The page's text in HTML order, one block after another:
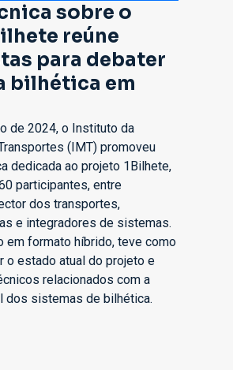
sobre o
reúne
para debater
bilhética em
de 2024, o Instituto da
(IMT) promoveu
dedicada ao projeto 1Bilhete,
participantes, entre
dos transportes,
e integradores de sistemas.
em formato híbrido, teve como
o estado atual do projeto e
relacionados com a
dos sistemas de bilhética.